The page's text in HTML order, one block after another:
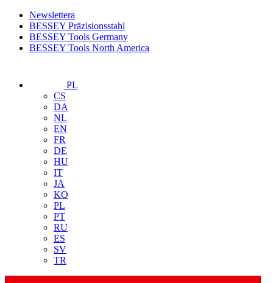
Newslettera
BESSEY Präzisionsstahl
BESSEY Tools Germany
BESSEY Tools North America
PL
CS
DA
NL
EN
FR
DE
HU
IT
JA
KO
PL
PT
RU
ES
SV
TR